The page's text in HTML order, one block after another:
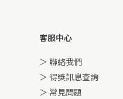
客服中心
＞ 聯絡我們
＞ 得獎訊息查詢
＞ 常見問題